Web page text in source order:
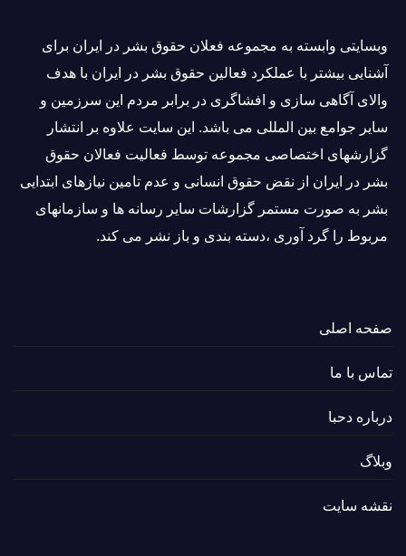
وبسايتى وابسته به مجموعه فعلان حقوق بشر در ایران برای
آشنایی بيشتر با عملکرد فعالین حقوق بشر در ایران با هدف
والاى آگاهى سازی و افشاگرى در برابر مردم این سرزمین و
ساير جوامع بین المللى می باشد. این سایت علاوه بر انتشار
گزارشهای اختصاصی مجموعه توسط فعاليت فعالان حقوق
بشر در ایران از نقض حقوق انسانی و عدم تامین نیازهای ابتدایی
بشر به صورت مستمر گزارشات سایر رسانه ها و سازمانهای
مربوط را گرد آوری ،دسته بندی و باز نشر می كند.
صفحه اصلی
تماس با ما
درباره دحبا
وبلاگ
نقشه سایت